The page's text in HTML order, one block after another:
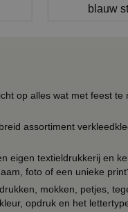
blauw
op alles wat met feest
assortiment
eigen textieldrukkerij en
foto of een unieke
mokken, petjes,
opdruk en het